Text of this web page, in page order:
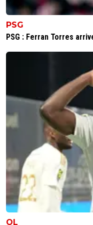
petitprince-du-
Au royaume des
!!!!
Jean-mi-⚽ 12
Mdrrr cette
noire pour le
gagné ..
Répondre
luisdecarvalho
Le pire tirage
en ce moment.
0 Répondre
PSG
PSG : Ferran Torres
OL